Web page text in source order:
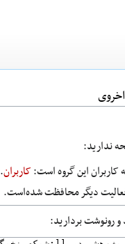
ندارید:
این گروه است:کاربران.
فعالیت دیگر محافظت شده‌است.
و رونوشت بردارید: